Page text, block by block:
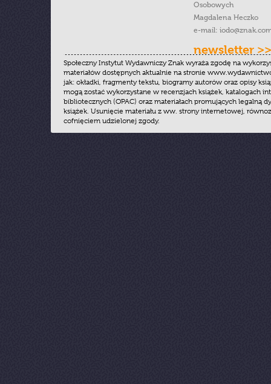
Osobowych
Magdalena Heczko
e-mail:
newsletter >>
Społeczny Instytut Wydawniczy Znak wyraża zgodę na
materiałów dostępnych aktualnie na stronie
jak: okładki, fragmenty tekstu, biogramy autorów oraz opisy
mogą zostać wykorzystane w recenzjach książek, katalogach
bibliotecznych (OPAC) oraz materiałach promujących legalną
książek. Usunięcie materiału z ww. strony internetowej,
cofnięciem udzielonej zgody.